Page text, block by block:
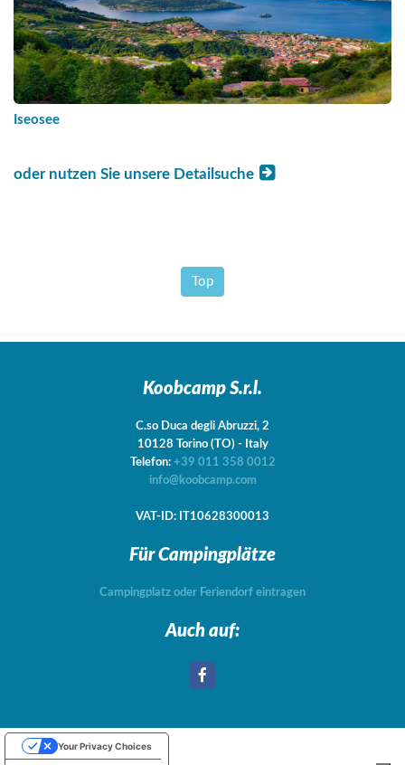
Iseosee
oder nutzen Sie unsere Detailsuche
Top
Koobcamp S.r.l.
C.so Duca degli Abruzzi, 2
10128 Torino (TO) - Italy
Telefon: +39 011 358 0012
info@koobcamp.com
VAT-ID: IT10628300013
Für Campingplätze
Campingplatz oder Feriendorf eintragen
Auch auf:
Your Privacy Choices